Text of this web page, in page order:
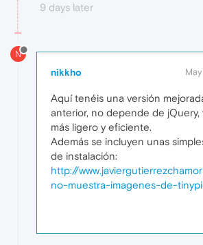
9 days later
N
nikkho
Aquí tenéis una versión
anterior, no depende de
más ligero y eficiente.
Además se incluyen unas
de instalación:
http://
no-muestra-imagenes-de-